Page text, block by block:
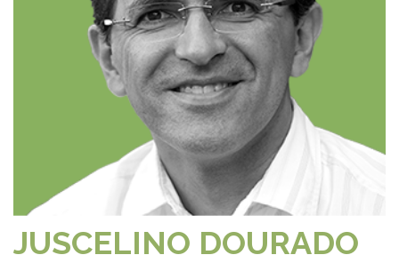
JUSCELINO DOURADO